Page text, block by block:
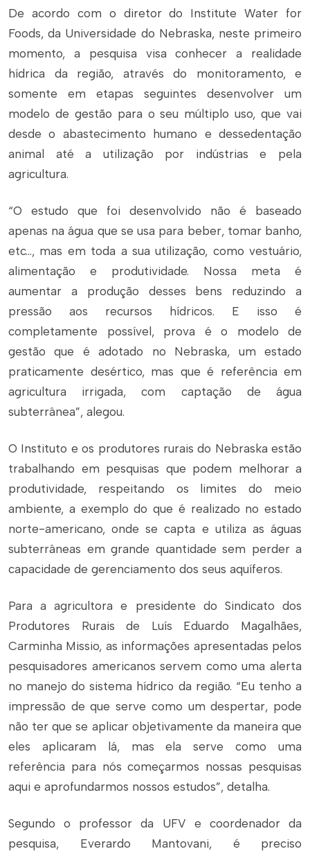
De acordo com o diretor do Institute
Water for
Foods, da Universidade do Nebraska, neste primeiro
momento, a pesquisa visa conhecer a realidade
hídrica da região, através do monitoramento, e
somente em etapas seguintes desenvolver um
modelo de gestão para o seu múltiplo uso, que vai
desde o abastecimento humano e dessedentação
animal até a utilização por indústrias e pela
agricultura.
“O estudo que foi desenvolvido não é baseado
apenas na água que se usa para beber, tomar banho,
etc…, mas em toda a sua utilização, como vestuário,
alimentação e produtividade. Nossa meta é
aumentar a produção desses bens reduzindo a
pressão aos recursos hídricos. E isso é
completamente possível, prova é o modelo de
gestão que é adotado no Nebraska, um estado
praticamente desértico, mas que é referência em
agricultura irrigada, com captação de água
subterrânea”, alegou.
O Instituto e os produtores rurais do Nebraska estão
trabalhando em pesquisas que podem melhorar a
produtividade, respeitando os limites do meio
ambiente, a exemplo do que é realizado no estado
norte-americano, onde se capta e utiliza as águas
subterrâneas em grande quantidade sem perder a
capacidade de gerenciamento dos seus aquíferos.
Para a agricultora e presidente do Sindicato dos
Produtores Rurais de Luís Eduardo Magalhães,
Carminha Missio, as informações apresentadas pelos
pesquisadores americanos servem como uma alerta
no manejo do sistema hídrico da região. “Eu tenho a
impressão de que serve como um despertar, pode
não ter que se aplicar objetivamente da maneira que
eles aplicaram lá, mas ela serve como uma
referência para nós começarmos nossas pesquisas
aqui e aprofundarmos nossos estudos”, detalha.
Segundo o professor da UFV e coordenador da
pesquisa, Everardo Mantovani, é preciso